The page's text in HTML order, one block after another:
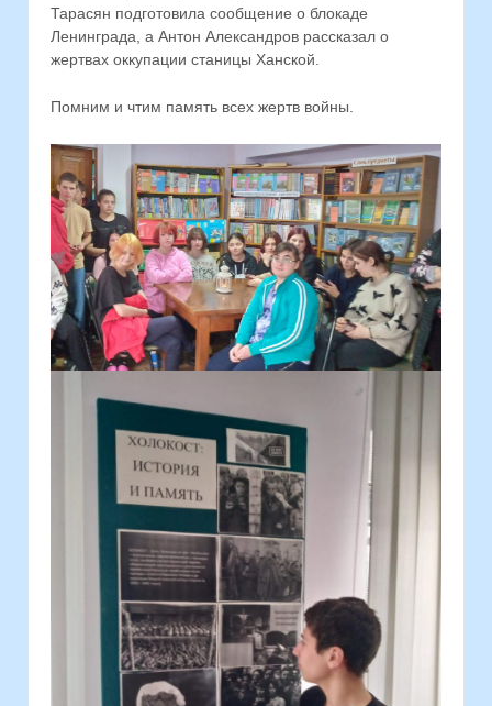
Тарасян подготовила сообщение о блокаде
Ленинграда, а Антон Александров рассказал о
жертвах оккупации станицы Ханской.
Помним и чтим память всех жертв войны.